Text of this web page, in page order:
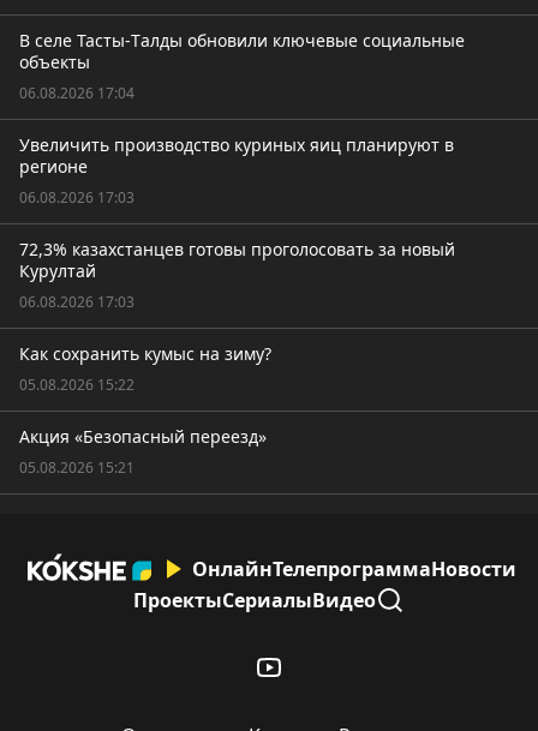
В селе Тасты-Tалды обновили ключевые социальные
объекты
06.08.2026 17:04
Увеличить производство куриных яиц планируют в
регионе
06.08.2026 17:03
72,3% казахстанцев готовы проголосовать за новый
Курултай
06.08.2026 17:03
Как сохранить кумыс на зиму?
05.08.2026 15:22
Акция «Безопасный переезд»
05.08.2026 15:21
ОнлайнТелепрограммаНовости
ПроектыСериалыВидео